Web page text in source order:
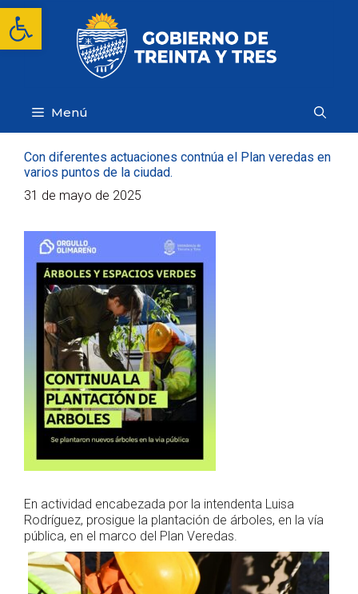
Abrir barra de herramientas
Saltar
contenido
Menú
Con diferentes actuaciones contnúa el Plan veredas en
varios puntos de la ciudad.
31 de mayo de 2025
En actividad encabezada por la intendenta Luisa
Rodríguez, prosigue la plantación de árboles, en la vía
pública, en el marco del Plan Veredas.